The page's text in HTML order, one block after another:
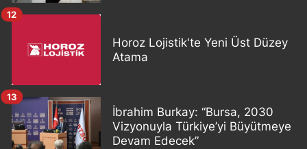
Horoz Lojistik'te Yeni Üst Düzey
Atama
12
İbrahim Burkay: “Bursa, 2030
Vizyonuyla Türkiye’yi Büyütmeye
Devam Edecek”
13